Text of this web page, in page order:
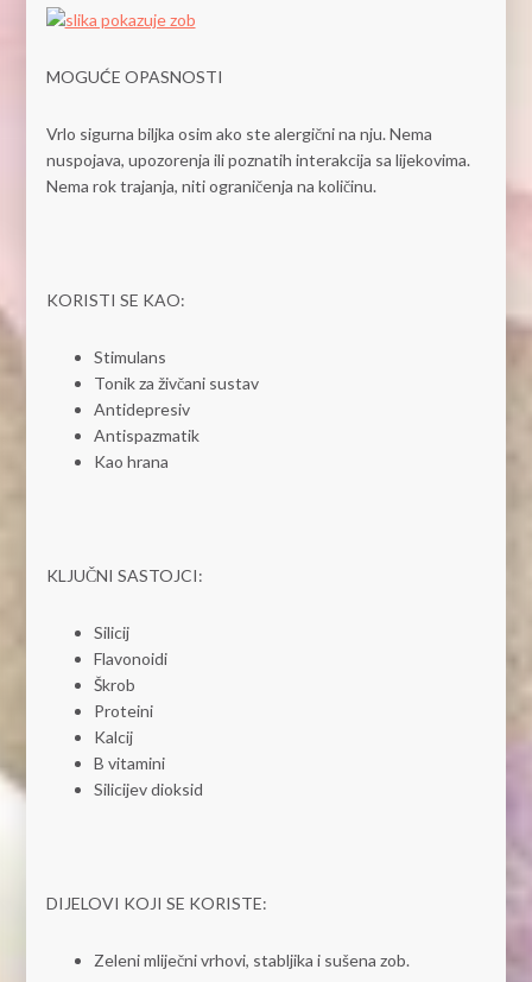
MOGUĆE OPASNOSTI
Vrlo sigurna biljka osim ako ste alergični na nju. Nema
nuspojava, upozorenja ili poznatih interakcija sa lijekovima.
Nema rok trajanja, niti ograničenja na količinu.
KORISTI SE KAO:
Stimulans
Tonik za živčani sustav
Antidepresiv
Antispazmatik
Kao hrana
KLJUČNI SASTOJCI:
Silicij
Flavonoidi
Škrob
Proteini
Kalcij
B vitamini
Silicijev dioksid
DIJELOVI KOJI SE KORISTE:
Zeleni mliječni vrhovi, stabljika i sušena zob.